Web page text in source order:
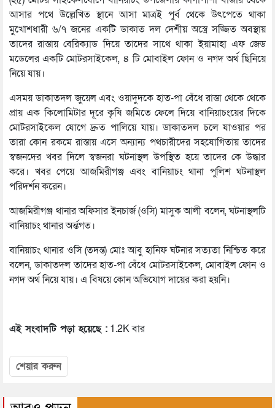
আসার পথে উল্লেখিত স্থানে আসা মাত্রই পুর্ব থেকে উৎপেতে থাকা
মুখোশধারী ৬/৭ জনের একটি ডাকাত দল দেশীয় অস্ত্রে সজ্জিত অবস্থায়
তাদের রাস্তায় বেরিক্যাড দিয়ে তাদের সাথে থাকা ইয়ামাহা এফ জেড
মডেলের একটি মোটরসাইকেল, ৪ টি মোবাইল ফোন ও নগদ অর্থ ছিনিয়ে
নিয়ে যায়।
এসময় ডাকাতদল জুয়েল এবং ওয়াদুদকে হাত-পা বেঁধে রাস্তা থেকে থেকে
প্রায় এক কিলোমিটার দূরে কৃষি জমিতে ফেলে দিয়ে বানিয়াচংয়ের দিকে
মোটরসাইকেল যোগে দ্রুত পালিয়ে যায়। ডাকাতদল চলে যাওয়ার পর
তারা কোন রকমে রাস্তায় এসে অন্যান্য পথচারীদের সহযোগিতায় তাদের
স্বজনদের খবর দিলে স্বজনরা ঘটনাস্থল উপস্থিত হয়ে তাদের কে উদ্ধার
করে। খবর পেয়ে আজমিরীগঞ্জ এবং বানিয়াচং থানা পুলিশ ঘটনাস্থল
পরিদর্শন করেন।
আজমিরীগঞ্জ থানার অফিসার ইনচার্জ (ওসি) মাসুক আলী বলেন, ঘটনাস্থলটি
বানিয়াচং থানার অর্ন্তগত।
বানিয়াচং থানার ওসি (তদন্ত) মোঃ আবু হানিফ ঘটনার সত্যতা নিশ্চিত করে
বলেন, ডাকাতদল তাদের হাত-পা বেঁধে মোটরসাইকেল, মোবাইল ফোন ও
নগদ অর্থ নিয়ে যায়। এ বিষয়ে কোন অভিযোগ দায়ের করা হয়নি।
এই সংবাদটি পড়া হয়েছে : 1.2K বার
শেয়ার করুন